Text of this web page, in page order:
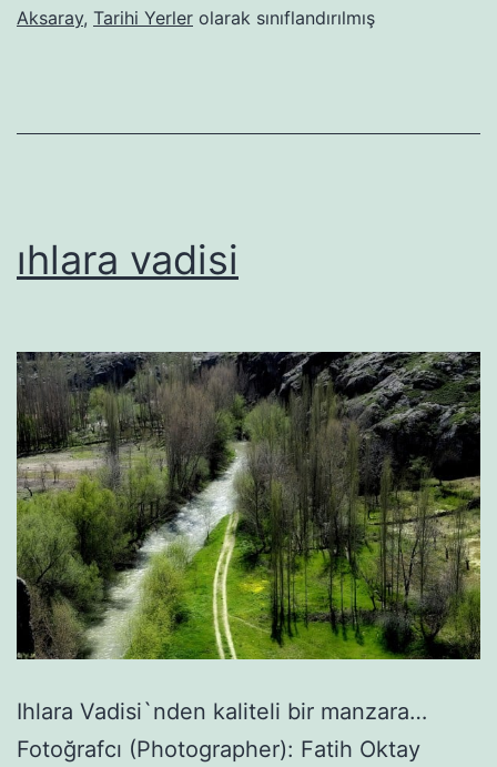
Aksaray, Tarihi Yerler olarak sınıflandırılmış
ıhlara vadisi
Ihlara Vadisi`nden kaliteli bir manzara…
Fotoğrafcı (Photographer): Fatih Oktay